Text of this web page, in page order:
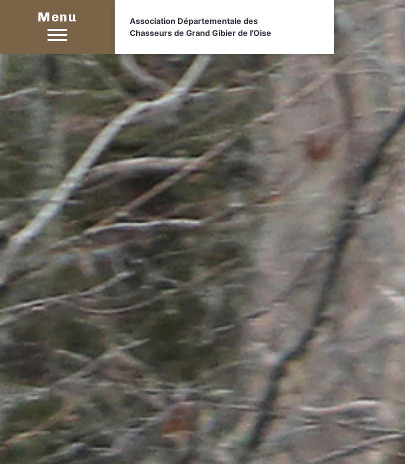
Menu
Association Départementale des
Chasseurs de Grand Gibier de l'Oise